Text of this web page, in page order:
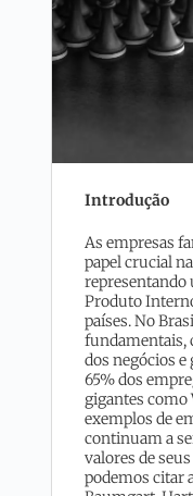
Introdução
As empresas
papel crucial
representando
Produto
países. No
fundamentais,
dos negócios
65% dos
gigantes como
exemplos de
continuam a
valores de
podemos citar